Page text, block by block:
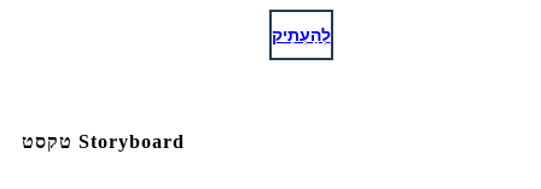
לְהַעְתִיק
טקסט Storyboard